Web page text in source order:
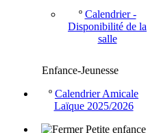
º Calendrier -
Disponibilité de la
salle
Enfance-Jeunesse
º Calendrier Amicale
Laïque 2025/2026
Petite enfance